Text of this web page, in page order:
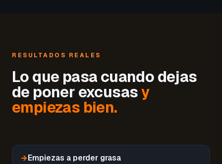
RESULTADOS REALES
Lo que pasa cuando dejas
de poner excusasy
empiezas bien.
→Empiezas a perder grasa